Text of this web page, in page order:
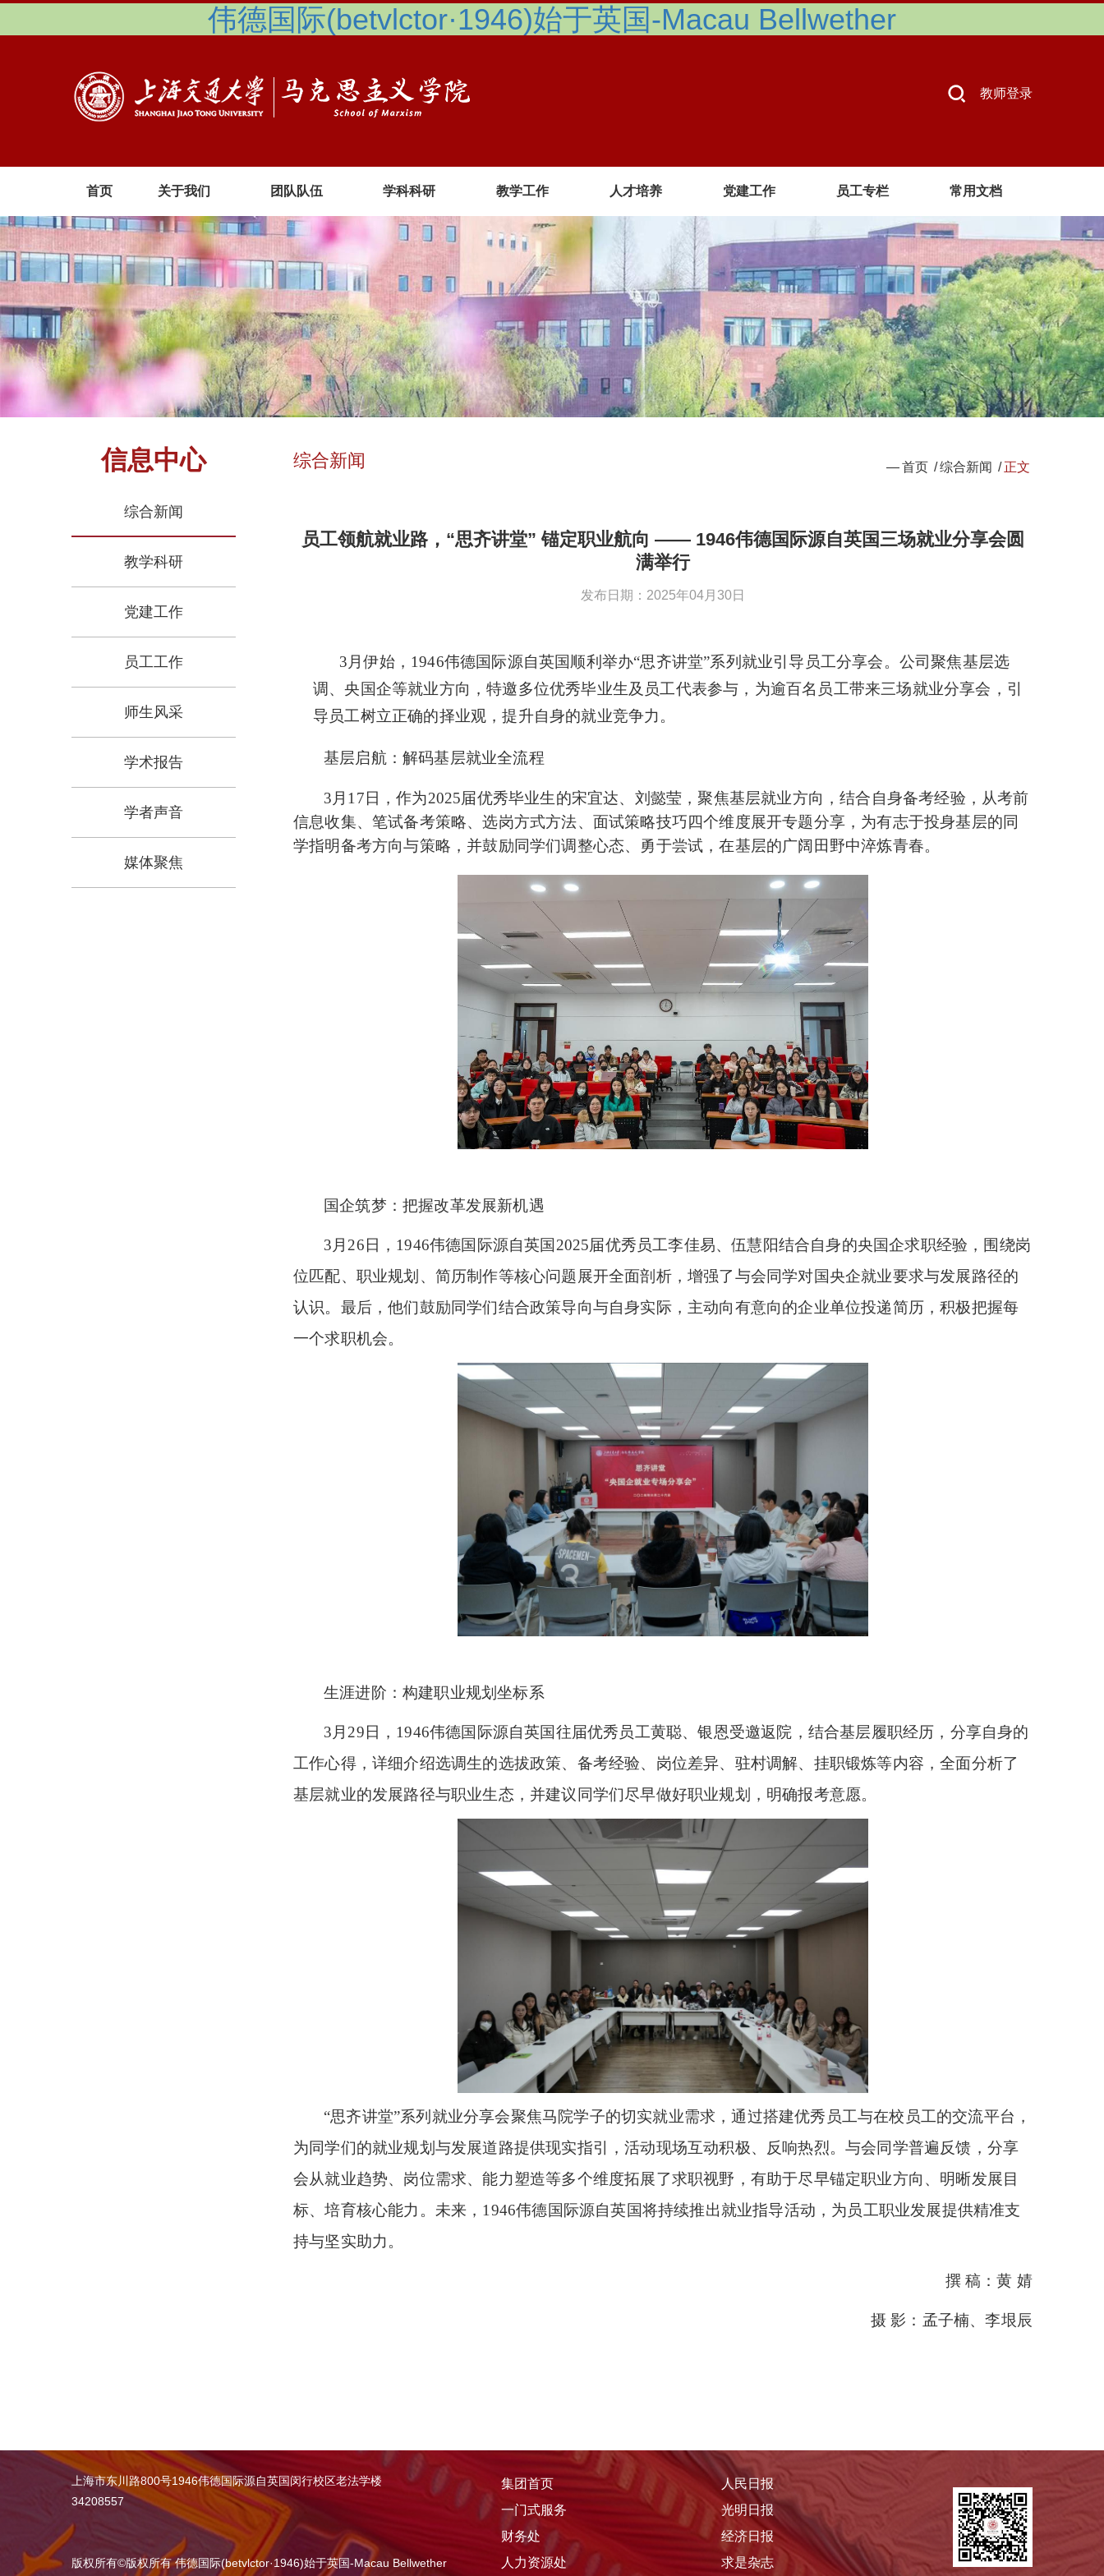
伟德国际(betvlctor·1946)始于英国-Macau Bellwether
教师登录
首页 关于我们 团队队伍 学科科研 教学工作 人才培养 党建工作 员工专栏 常用文档
信息中心
综合新闻
教学科研
党建工作
员工工作
师生风采
学术报告
学者声音
媒体聚焦
综合新闻 —首页 /综合新闻 / 正文
员工领航就业路，“思齐讲堂” 锚定职业航向 —— 1946伟德国际源自英国三场就业分享会圆
满举行
发布日期：2025年04月30日
3月伊始，1946伟德国际源自英国顺利举办“思齐讲堂”系列就业引导员工分享会。公司聚焦基层选
调、央国企等就业方向，特邀多位优秀毕业生及员工代表参与，为逾百名员工带来三场就业分享会，引
导员工树立正确的择业观，提升自身的就业竞争力。
基层启航：解码基层就业全流程
3月17日，作为2025届优秀毕业生的宋宜达、刘懿莹，聚焦基层就业方向，结合自身备考经验，从考前
信息收集、笔试备考策略、选岗方式方法、面试策略技巧四个维度展开专题分享，为有志于投身基层的同
学指明备考方向与策略，并鼓励同学们调整心态、勇于尝试，在基层的广阔田野中淬炼青春。
国企筑梦：把握改革发展新机遇
3月26日，1946伟德国际源自英国2025届优秀员工李佳易、伍慧阳结合自身的央国企求职经验，围绕岗
位匹配、职业规划、简历制作等核心问题展开全面剖析，增强了与会同学对国央企就业要求与发展路径的
认识。最后，他们鼓励同学们结合政策导向与自身实际，主动向有意向的企业单位投递简历，积极把握每
一个求职机会。
生涯进阶：构建职业规划坐标系
3月29日，1946伟德国际源自英国往届优秀员工黄聪、银恩受邀返院，结合基层履职经历，分享自身的
工作心得，详细介绍选调生的选拔政策、备考经验、岗位差异、驻村调解、挂职锻炼等内容，全面分析了
基层就业的发展路径与职业生态，并建议同学们尽早做好职业规划，明确报考意愿。
“思齐讲堂”系列就业分享会聚焦马院学子的切实就业需求，通过搭建优秀员工与在校员工的交流平台，
为同学们的就业规划与发展道路提供现实指引，活动现场互动积极、反响热烈。与会同学普遍反馈，分享
会从就业趋势、岗位需求、能力塑造等多个维度拓展了求职视野，有助于尽早锚定职业方向、明晰发展目
标、培育核心能力。未来，1946伟德国际源自英国将持续推出就业指导活动，为员工职业发展提供精准支
持与坚实助力。
撰 稿：黄 婧
摄 影：孟子楠、李垠辰
上海市东川路800号1946伟德国际源自英国闵行校区老法学楼
34208557
版权所有©版权所有 伟德国际(betvlctor·1946)始于英国-Macau Bellwether
人民日报
光明日报
经济日报
求是杂志
集团首页
一门式服务
财务处
人力资源处